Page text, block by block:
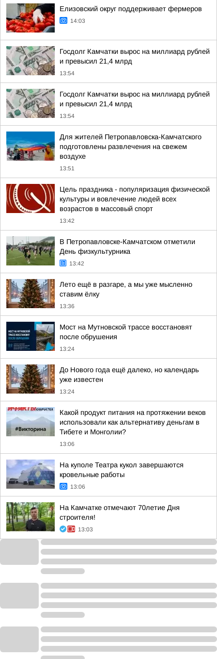
Елизовский округ поддерживает фермеров
14:03
Госдолг Камчатки вырос на миллиард рублей
и превысил 21,4 млрд
13:54
Госдолг Камчатки вырос на миллиард рублей
и превысил 21,4 млрд
13:54
Для жителей Петропавловска-Камчатского
подготовлены развлечения на свежем
воздухе
13:51
Цель праздника - популяризация физической
культуры и вовлечение людей всех
возрастов в массовый спорт
13:42
В Петропавловске-Камчатском отметили
День физкультурника
13:42
Лето ещё в разгаре, а мы уже мысленно
ставим ёлку
13:36
Мост на Мутновской трассе восстановят
после обрушения
13:24
До Нового года ещё далеко, но календарь
уже известен
13:24
Какой продукт питания на протяжении веков
использовали как альтернативу деньгам в
Тибете и Монголии?
13:06
На куполе Театра кукол завершаются
кровельные работы
13:06
На Камчатке отмечают 70летие Дня
строителя!
13:03